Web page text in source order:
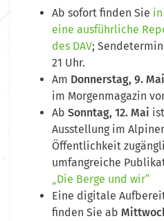
Ab sofort finden Sie
eine ausführliche
des DAV;
21 Uhr.
Am Donnerstag, 9. Mai
im Morgenmagazin
Ab Sonntag, 12. Mai
Ausstellung im
Öffentlichkeit
umfangreiche
„Die Berge und wir“
Eine digitale
finden Sie ab